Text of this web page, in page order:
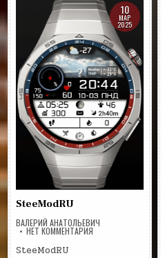
10
МАР
2025
SteeModRU
ВАЛЕРИЙ АНАТОЛЬЕВИЧ
НЕТ КОММЕНТАРИЯНА
SteeModRU